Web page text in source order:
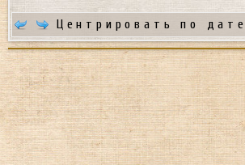
Центрировать по